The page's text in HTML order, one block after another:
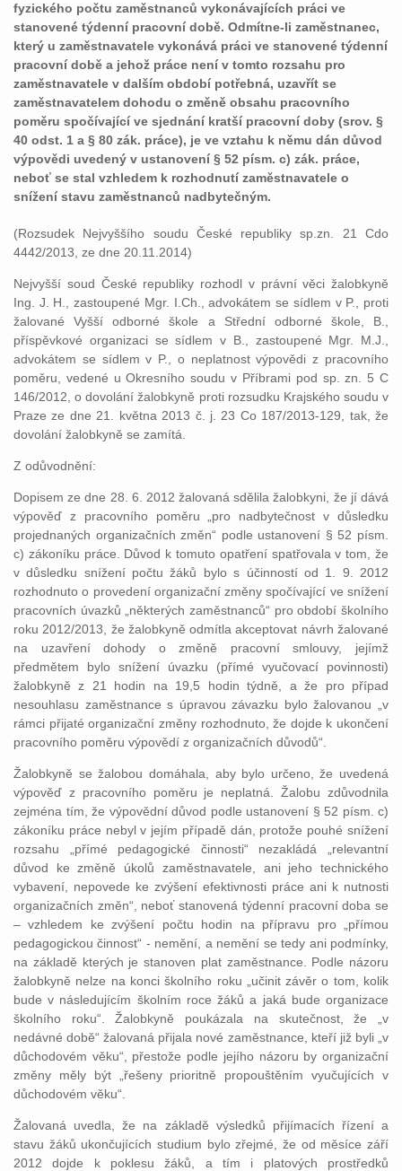
fyzického počtu zaměstnanců vykonávajících práci ve
stanovené týdenní pracovní době. Odmítne-li zaměstnanec,
který u zaměstnavatele vykonává práci ve stanovené týdenní
pracovní době a jehož práce není v tomto rozsahu pro
zaměstnavatele v dalším období potřebná, uzavřít se
zaměstnavatelem dohodu o změně obsahu pracovního
poměru spočívající ve sjednání kratší pracovní doby (srov. §
40 odst. 1 a § 80 zák. práce), je ve vztahu k němu dán důvod
výpovědi uvedený v ustanovení § 52 písm. c) zák. práce,
neboť se stal vzhledem k rozhodnutí zaměstnavatele o
snížení stavu zaměstnanců nadbytečným.
(Rozsudek Nejvyššího soudu České republiky sp.zn. 21 Cdo
4442/2013, ze dne 20.11.2014)
Nejvyšší soud České republiky rozhodl v právní věci žalobkyně
Ing. J. H., zastoupené Mgr. I.Ch., advokátem se sídlem v P., proti
žalované Vyšší odborné škole a Střední odborné škole, B.,
příspěvkové organizaci se sídlem v B., zastoupené Mgr. M.J.,
advokátem se sídlem v P., o neplatnost výpovědi z pracovního
poměru, vedené u Okresního soudu v Příbrami pod sp. zn. 5 C
146/2012, o dovolání žalobkyně proti rozsudku Krajského soudu v
Praze ze dne 21. května 2013 č. j. 23 Co 187/2013-129, tak, že
dovolání žalobkyně se zamítá.
Z odůvodnění:
Dopisem ze dne 28. 6. 2012 žalovaná sdělila žalobkyni, že jí dává
výpověď z pracovního poměru „pro nadbytečnost v důsledku
projednaných organizačních změn“ podle ustanovení § 52 písm.
c) zákoníku práce. Důvod k tomuto opatření spatřovala v tom, že
v důsledku snížení počtu žáků bylo s účinností od 1. 9. 2012
rozhodnuto o provedení organizační změny spočívající ve snížení
pracovních úvazků „některých zaměstnanců“ pro období školního
roku 2012/2013, že žalobkyně odmítla akceptovat návrh žalované
na uzavření dohody o změně pracovní smlouvy, jejímž
předmětem bylo snížení úvazku (přímé vyučovací povinnosti)
žalobkyně z 21 hodin na 19,5 hodin týdně, a že pro případ
nesouhlasu zaměstnance s úpravou závazku bylo žalovanou „v
rámci přijaté organizační změny rozhodnuto, že dojde k ukončení
pracovního poměru výpovědí z organizačních důvodů“.
Žalobkyně se žalobou domáhala, aby bylo určeno, že uvedená
výpověď z pracovního poměru je neplatná. Žalobu zdůvodnila
zejména tím, že výpovědní důvod podle ustanovení § 52 písm. c)
zákoníku práce nebyl v jejím případě dán, protože pouhé snížení
rozsahu „přímé pedagogické činnosti“ nezakládá „relevantní
důvod ke změně úkolů zaměstnavatele, ani jeho technického
vybavení, nepovede ke zvýšení efektivnosti práce ani k nutnosti
organizačních změn“, neboť stanovená týdenní pracovní doba se
– vzhledem ke zvýšení počtu hodin na přípravu pro „přímou
pedagogickou činnost“ - nemění, a nemění se tedy ani podmínky,
na základě kterých je stanoven plat zaměstnance. Podle názoru
žalobkyně nelze na konci školního roku „učinit závěr o tom, kolik
bude v následujícím školním roce žáků a jaká bude organizace
školního roku“. Žalobkyně poukázala na skutečnost, že „v
nedávné době“ žalovaná přijala nové zaměstnance, kteří již byli „v
důchodovém věku“, přestože podle jejího názoru by organizační
změny měly být „řešeny prioritně propouštěním vyučujících v
důchodovém věku“.
Žalovaná uvedla, že na základě výsledků přijímacích řízení a
stavu žáků ukončujících studium bylo zřejmé, že od měsíce září
2012 dojde k poklesu žáků, a tím i platových prostředků